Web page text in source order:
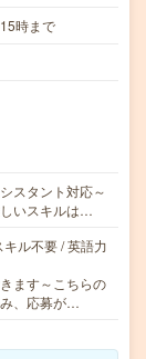
時まで
スタント対応～
いスキルは…
ル不要 / 英語力
ます～こちらの
、応募が…